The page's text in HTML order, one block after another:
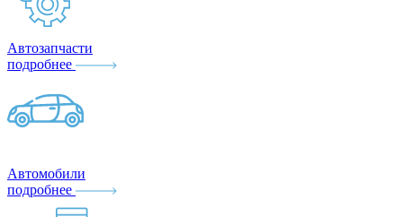
Автозапчасти
подробнее
Автомобили
подробнее